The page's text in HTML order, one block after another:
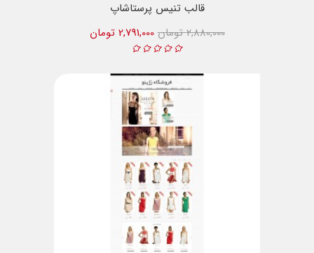
قالب تنیس پرستاشاپ
2,791,000 تومان
2,880,000 تومان